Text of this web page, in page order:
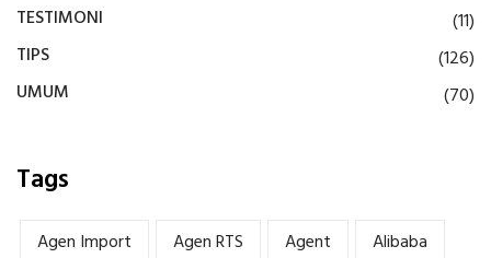
TESTIMONI
(11)
TIPS
(126)
UMUM
(70)
Tags
Agen Import Agen RTS Agent
Alibaba